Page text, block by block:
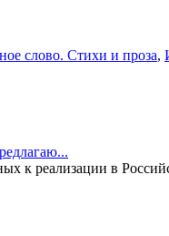
слово. Стихи и проза,
к реализации в